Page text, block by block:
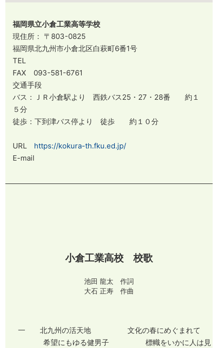
福岡県立小倉工業高等学校
現住所： 〒803-0825
福岡県北九州市小倉北区白萩町6番1号
TEL
FAX 093-581-6761
交通手段
バス：ＪＲ小倉駅より 西鉄バス25・27・28番 約１
５分
徒歩：下到津バス停より 徒歩 約１０分
URL https://kokura-th.fku.ed.jp/
E-mail
小倉工業高校 校歌
池田 龍太 作詞
大石 正寿 作曲
一 北九州の活天地 文化の春にめぐまれて
希望にもゆる健男子 標幟をいかに人は見